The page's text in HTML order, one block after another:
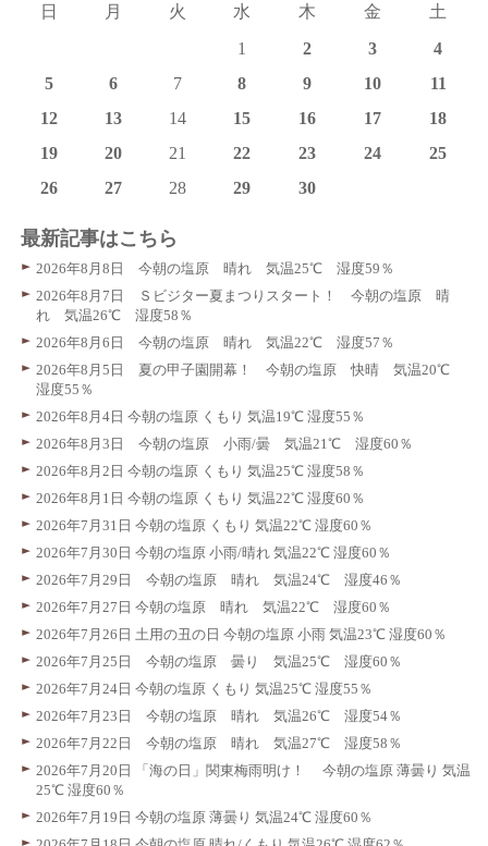
日
月 火 水 木 金
土
1
2 3
4
5
6 7 8 9 10
11
12
13 14 15 16 17
18
19
20 21 22 23 24
25
26
27 28 29 30
最新記事はこちら
2026年8月8日 今朝の塩原 晴れ 気温25℃ 湿度59％
2026年8月7日 Ｓビジター夏まつりスタート！ 今朝の塩原 晴
れ 気温26℃ 湿度58％
2026年8月6日 今朝の塩原 晴れ 気温22℃ 湿度57％
2026年8月5日 夏の甲子園開幕！ 今朝の塩原 快晴 気温20℃
湿度55％
2026年8月4日 今朝の塩原 くもり 気温19℃ 湿度55％
2026年8月3日 今朝の塩原 小雨/曇 気温21℃ 湿度60％
2026年8月2日 今朝の塩原 くもり 気温25℃ 湿度58％
2026年8月1日 今朝の塩原 くもり 気温22℃ 湿度60％
2026年7月31日 今朝の塩原 くもり 気温22℃ 湿度60％
2026年7月30日 今朝の塩原 小雨/晴れ 気温22℃ 湿度60％
2026年7月29日 今朝の塩原 晴れ 気温24℃ 湿度46％
2026年7月27日 今朝の塩原 晴れ 気温22℃ 湿度60％
2026年7月26日 土用の丑の日 今朝の塩原 小雨 気温23℃ 湿度60％
2026年7月25日 今朝の塩原 曇り 気温25℃ 湿度60％
2026年7月24日 今朝の塩原 くもり 気温25℃ 湿度55％
2026年7月23日 今朝の塩原 晴れ 気温26℃ 湿度54％
2026年7月22日 今朝の塩原 晴れ 気温27℃ 湿度58％
2026年7月20日 「海の日」関東梅雨明け！ 今朝の塩原 薄曇り 気温
25℃ 湿度60％
2026年7月19日 今朝の塩原 薄曇り 気温24℃ 湿度60％